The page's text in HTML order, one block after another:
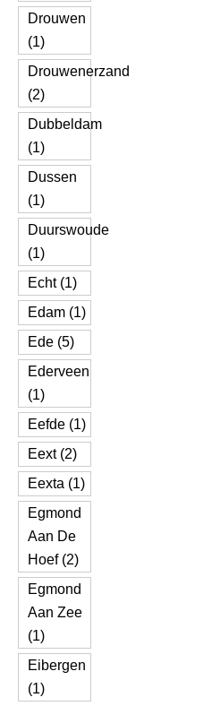
Drouwen
(1)
Drouwenerzand
(2)
Dubbeldam
(1)
Dussen
(1)
Duurswoude
(1)
Echt (1)
Edam (1)
Ede (5)
Ederveen
(1)
Eefde (1)
Eext (2)
Eexta (1)
Egmond
Aan De
Hoef (2)
Egmond
Aan Zee
(1)
Eibergen
(1)